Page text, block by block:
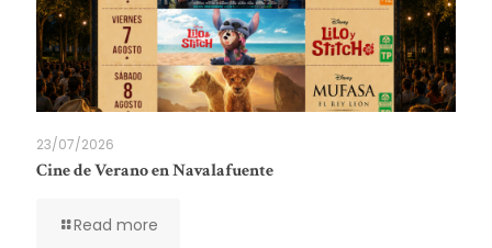
23/07/2026
Cine de Verano en Navalafuente
Read more